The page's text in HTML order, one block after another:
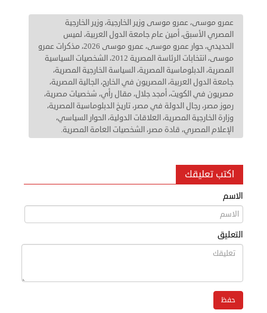
عمرو موسى، عمرو موسى وزير الخارجية، وزير الخارجية
المصري الأسبق، أمين عام جامعة الدول العربية، لميس
الحديدي، حوار عمرو موسى، عمرو موسى 2026، مذكرات عمرو
موسى، انتخابات الرئاسة المصرية 2012، الشخصيات السياسية
المصرية، الدبلوماسية المصرية، السياسة الخارجية المصرية،
جامعة الدول العربية، المصريون في الخارج، الجالية المصرية،
مصريون في الكويت، أمجد جلال، مقال رأي، شخصيات مصرية،
رموز مصر، رجال الدولة في مصر، تاريخ الدبلوماسية المصرية،
وزارة الخارجية المصرية، العلاقات الدولية، الحوار السياسي،
الإعلام المصري، قادة مصر، الشخصيات العامة المصرية.
اكتب تعليقك
الاسم
التعليق